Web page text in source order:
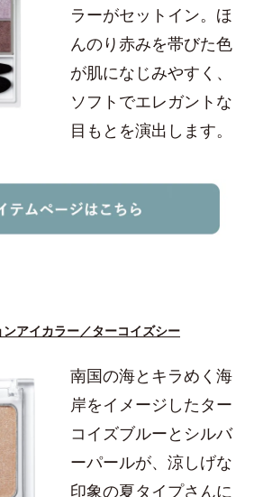
ラーがセットイン。ほ
んのり赤みを帯びた色
が肌になじみやすく、
ソフトでエレガントな
目もとを演出します。
アイカラー／ターコイズシー
南国の海とキラめく海
岸をイメージしたター
コイズブルーとシルバ
ーパールが、涼しげな
印象の夏タイプさんに